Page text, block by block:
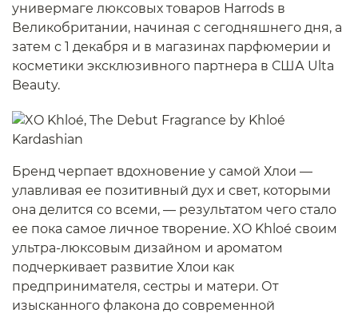
универмаге люксовых товаров Harrods в
Великобритании, начиная с сегодняшнего дня, а
затем с 1 декабря и в магазинах парфюмерии и
косметики эксклюзивного партнера в США Ulta
Beauty.
Бренд черпает вдохновение у самой Хлои —
улавливая ее позитивный дух и свет, которыми
она делится со всеми, — результатом чего стало
ее пока самое личное творение. XO Khloé своим
ультра-люксовым дизайном и ароматом
подчеркивает развитие Хлои как
предпринимателя, сестры и матери. От
изысканного флакона до современной